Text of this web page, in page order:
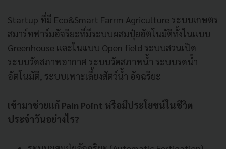
Startup ที่มี Eco&Smart Farrm Agriculture ระบบเกษตร
สมาร์ทฟาร์มอัจริยะที่มีระบบผสมปุ๋ยอัตโนมัติทั้งในแบบ
Greenhouse และในแบบ Open field ระบบสวนเปิด
ระบบวัดสภาพอากาศ ระบบวัดสภาพน้ำ ระบบรดน้ำ
อัตโนมัติ, ระบบเพาะเลี้ยงสัตว์น้ำ อัจฉริยะ
เข้ามาช่วยเเก้ Pain Point หรือมีประโยชน์ในชีวิต
ประจำวันอย่างไร?